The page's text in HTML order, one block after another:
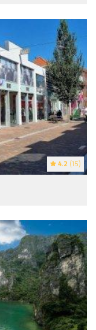
4.2 (15)